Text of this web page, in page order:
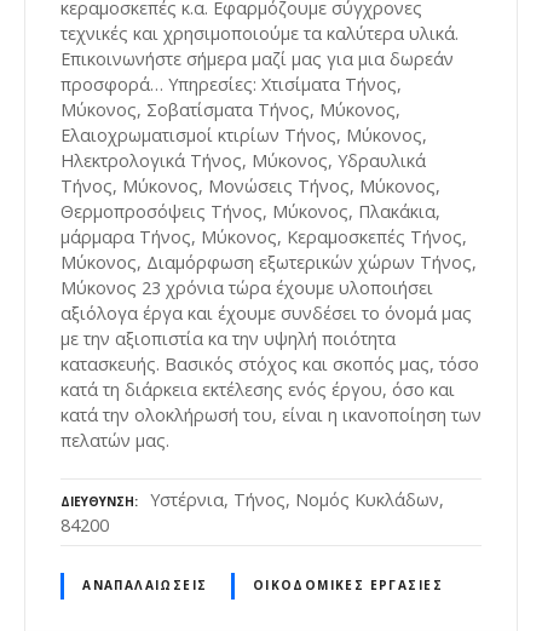
κεραμοσκεπές κ.α. Εφαρμόζουμε σύγχρονες
τεχνικές και χρησιμοποιούμε τα καλύτερα υλικά.
Επικοινωνήστε σήμερα μαζί μας για μια δωρεάν
προσφορά… Υπηρεσίες: Χτισίματα Τήνος,
Μύκονος, Σοβατίσματα Τήνος, Μύκονος,
Ελαιοχρωματισμοί κτιρίων Τήνος, Μύκονος,
Ηλεκτρολογικά Τήνος, Μύκονος, Υδραυλικά
Τήνος, Μύκονος, Μονώσεις Τήνος, Μύκονος,
Θερμοπροσόψεις Τήνος, Μύκονος, Πλακάκια,
μάρμαρα Τήνος, Μύκονος, Κεραμοσκεπές Τήνος,
Μύκονος, Διαμόρφωση εξωτερικών χώρων Τήνος,
Μύκονος 23 χρόνια τώρα έχουμε υλοποιήσει
αξιόλογα έργα και έχουμε συνδέσει το όνομά μας
με την αξιοπιστία κα την υψηλή ποιότητα
κατασκευής. Βασικός στόχος και σκοπός μας, τόσο
κατά τη διάρκεια εκτέλεσης ενός έργου, όσο και
κατά την ολοκλήρωσή του, είναι η ικανοποίηση των
πελατών μας.
ΔΙΕΎΘΥΝΣΗ
Υστέρνια, Τήνος, Νομός Κυκλάδων,
84200
ΑΝΑΠΑΛΑΙΏΣΕΙΣ ΟΙΚΟΔΟΜΙΚΈΣ ΕΡΓΑΣΊΕΣ